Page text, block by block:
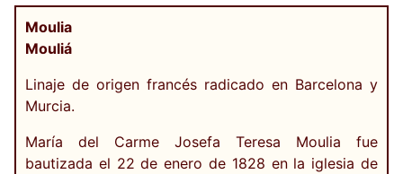
Moulia
Mouliá
Linaje de origen francés radicado en Barcelona y
Murcia.
María del Carme Josefa Teresa Moulia fue
bautizada el 22 de enero de 1828 en la iglesia de